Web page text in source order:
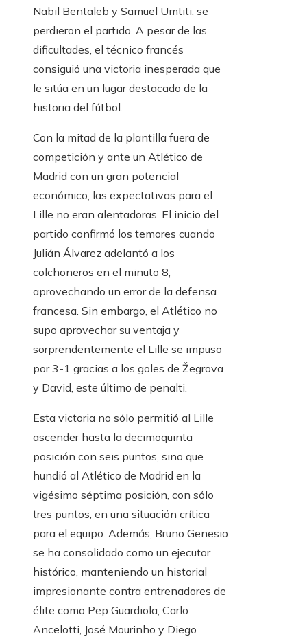
Nabil Bentaleb y Samuel Umtiti, se
perdieron el partido. A pesar de las
dificultades, el técnico francés
consiguió una victoria inesperada que
le sitúa en un lugar destacado de la
historia del fútbol.
Con la mitad de la plantilla fuera de
competición y ante un Atlético de
Madrid con un gran potencial
económico, las expectativas para el
Lille no eran alentadoras. El inicio del
partido confirmó los temores cuando
Julián Álvarez adelantó a los
colchoneros en el minuto 8,
aprovechando un error de la defensa
francesa. Sin embargo, el Atlético no
supo aprovechar su ventaja y
sorprendentemente el Lille se impuso
por 3-1 gracias a los goles de Žegrova
y David, este último de penalti.
Esta victoria no sólo permitió al Lille
ascender hasta la decimoquinta
posición con seis puntos, sino que
hundió al Atlético de Madrid en la
vigésimo séptima posición, con sólo
tres puntos, en una situación crítica
para el equipo. Además, Bruno Genesio
se ha consolidado como un ejecutor
histórico, manteniendo un historial
impresionante contra entrenadores de
élite como Pep Guardiola, Carlo
Ancelotti, José Mourinho y Diego